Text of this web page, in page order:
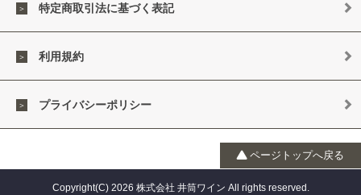
特定商取引法に基づく表記
利用規約
プライバシーポリシー
ページトップへ戻る
Copyright(C) 2026 株式会社 井筒ワイン All rights reserved.